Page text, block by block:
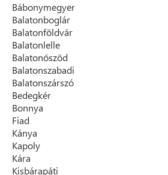
Bábonymegyer
Balatonboglár
Balatonföldvár
Balatonlelle
Balatonőszöd
Balatonszabadi
Balatonszárszó
Bedegkér
Bonnya
Fiad
Kánya
Kapoly
Kára
Kisbárapáti